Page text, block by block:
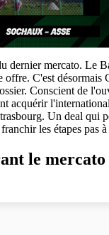
dernier mercato. Le
C'est désormais
Conscient de
acquérir
Un deal qui
les étapes pas à
le